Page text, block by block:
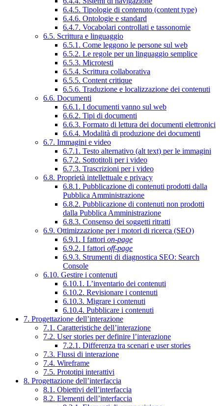
6.4.5. Tipologie di contenuto (content type)
6.4.6. Ontologie e standard
6.4.7. Vocabolari controllati e tassonomie
6.5. Scrittura e linguaggio
6.5.1. Come leggono le persone sul web
6.5.2. Le regole per un linguaggio semplice
6.5.3. Microtesti
6.5.4. Scrittura collaborativa
6.5.5. Content critique
6.5.6. Traduzione e localizzazione dei contenuti
6.6. Documenti
6.6.1. I documenti vanno sul web
6.6.2. Tipi di documenti
6.6.3. Formato di lettura dei documenti elettronici
6.6.4. Modalità di produzione dei documenti
6.7. Immagini e video
6.7.1. Testo alternativo (alt text) per le immagini
6.7.2. Sottotitoli per i video
6.7.3. Trascrizioni per i video
6.8. Proprietà intellettuale e privacy
6.8.1. Pubblicazione di contenuti prodotti dalla
Pubblica Amministrazione
6.8.2. Pubblicazione di contenuti non prodotti
dalla Pubblica Amministrazione
6.8.3. Consenso dei soggetti ritratti
6.9. Ottimizzazione per i motori di ricerca (SEO)
6.9.1. I fattori on-page
6.9.2. I fattori off-page
6.9.3. Strumenti di diagnostica SEO: Search
Console
6.10. Gestire i contenuti
6.10.1. L’inventario dei contenuti
6.10.2. Revisionare i contenuti
6.10.3. Migrare i contenuti
6.10.4. Pubblicare i contenuti
7. Progettazione dell’interazione
7.1. Caratteristiche dell’interazione
7.2. User stories per definire l’interazione
7.2.1. Differenza tra scenari e user stories
7.3. Flussi di interazione
7.4. Wireframe
7.5. Prototipi interattivi
8. Progettazione dell’interfaccia
8.1. Obiettivi dell’interfaccia
8.2. Elementi dell’interfaccia